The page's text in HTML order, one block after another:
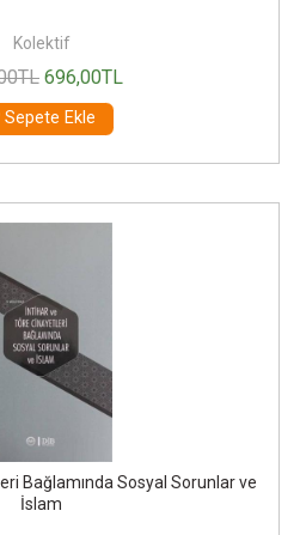
Kolektif
TL 696,00TL
Sepete Ekle
Bağlamında Sosyal Sorunlar ve
İslam